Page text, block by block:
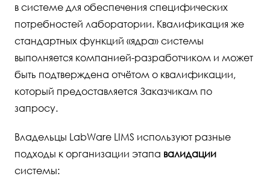
в системе для обеспечения специфических
потребностей лаборатории. Квалификация же
стандартных функций «ядра» системы
выполняется компанией-разработчиком и может
быть подтверждена отчётом о квалификации,
который предоставляется Заказчикам по
запросу.
Владельцы LabWare LIMS используют разные
подходы к организации этапа валидации
системы: